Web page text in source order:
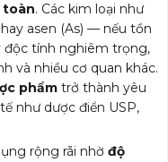
toàn. Các kim loại như
asen (As) — nếu tồn
tính nghiêm trọng,
và nhiều cơ quan khác.
phẩm trở thành yêu
như dược điển USP,
rộng rãi nhờ độ